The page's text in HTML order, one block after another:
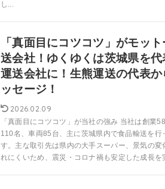
し...
「真面目にコツコツ」がモッ
送会社！ゆくゆくは茨城県を代
運送会社に！生熊運送の代表か
ッセージ！
2026.02.09
「真面目にコツコツ」が当社の強み 当社は創業
110名、車両85台、主に茨城県内で食品輸送を行
す。主な取引先は県内の大手スーパー、景気の変
れにくいため、震災・コロナ禍も安定した成長を